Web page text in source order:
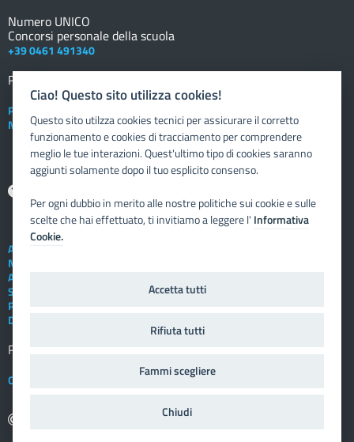
Numero UNICO
Concorsi personale della scuola
+39 0461 491340
Registro elettronico
Posta elettronica istituzionale
Nuovo sportello dipendente
Assistenza tecnica
Note legali
Albo telematico
Social Media Policy
Privacy
Dichiarazione di accessibilità
Registro elettronico
Crediti
copyright: 2009 - 2025 Vivoscuola
Ciao! Questo sito utilizza cookies!
Questo sito utilzza cookies tecnici per assicurare il corretto
funzionamento e cookies di tracciamento per comprendere
meglio le tue interazioni. Quest'ultimo tipo di cookies saranno
aggiunti solamente dopo il tuo esplicito consenso.
Per ogni dubbio in merito alle nostre politiche sui cookie e sulle
scelte che hai effettuato, ti invitiamo a leggere l' Informativa
Cookie.
Accetta tutti
Rifiuta tutti
Fammi scegliere
Chiudi